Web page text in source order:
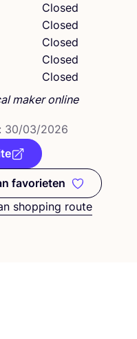
Closed
Closed
Closed
Closed
Closed
maker online
30/03/2026
favorieten
Toevoegen aan favorieten
shopping route